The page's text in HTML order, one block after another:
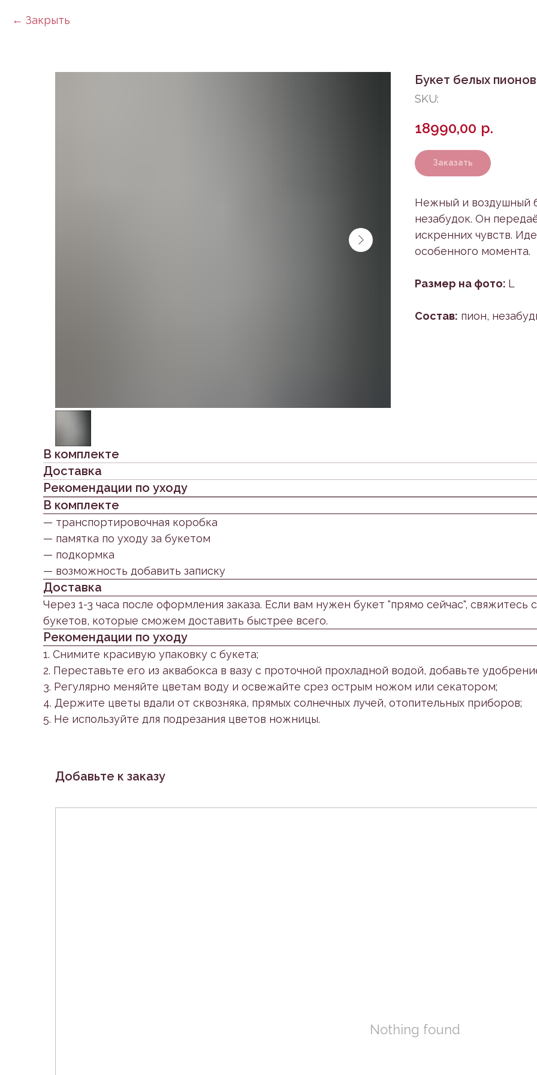
Закрыть
Букет белых
SKU:
18990,00 р.
Заказать
Нежный и воздушный
незабудок. Он
искренних чувств.
особенного момента.
Размер на фото: L
Состав: пион,
В комплекте
Доставка
Рекомендации по уходу
В комплекте
— транспортировочная коробка
— памятка по уходу за букетом
— подкормка
— возможность добавить записку
Доставка
Через 1-3 часа после оформления заказа. Если вам нужен букет "прямо сейчас",
букетов, которые сможем доставить быстрее всего.
Рекомендации по уходу
1. Снимите красивую упаковку с букета;
2. Переставьте его из аквабокса в вазу с проточной прохладной водой, добавьте
3. Регулярно меняйте цветам воду и освежайте срез острым ножом или секатором;
4. Держите цветы вдали от сквозняка, прямых солнечных лучей, отопительных приборов;
5. Не используйте для подрезания цветов ножницы.
Добавьте к заказу
Nothing found